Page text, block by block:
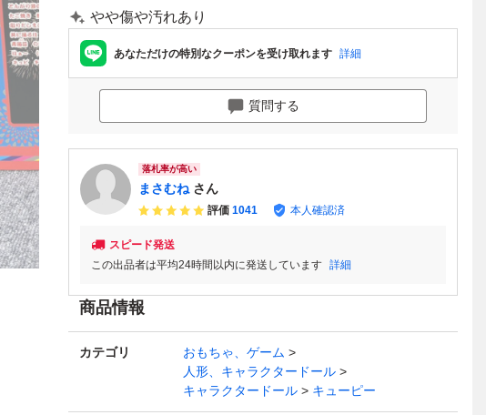
やや傷や汚れあり
あなただけの特別なクーポンを受け取れます 詳細
質問する
落札率が高い
まさむね さん
評価 1041 本人確認済
スピード発送
この出品者は平均24時間以内に発送しています 詳細
商品情報
カテゴリ
おもちゃ、ゲーム
人形、キャラクタードール
キャラクタードール
キューピー